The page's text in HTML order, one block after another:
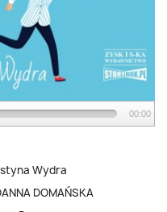
00:00
Wydra
DOMAŃSKA